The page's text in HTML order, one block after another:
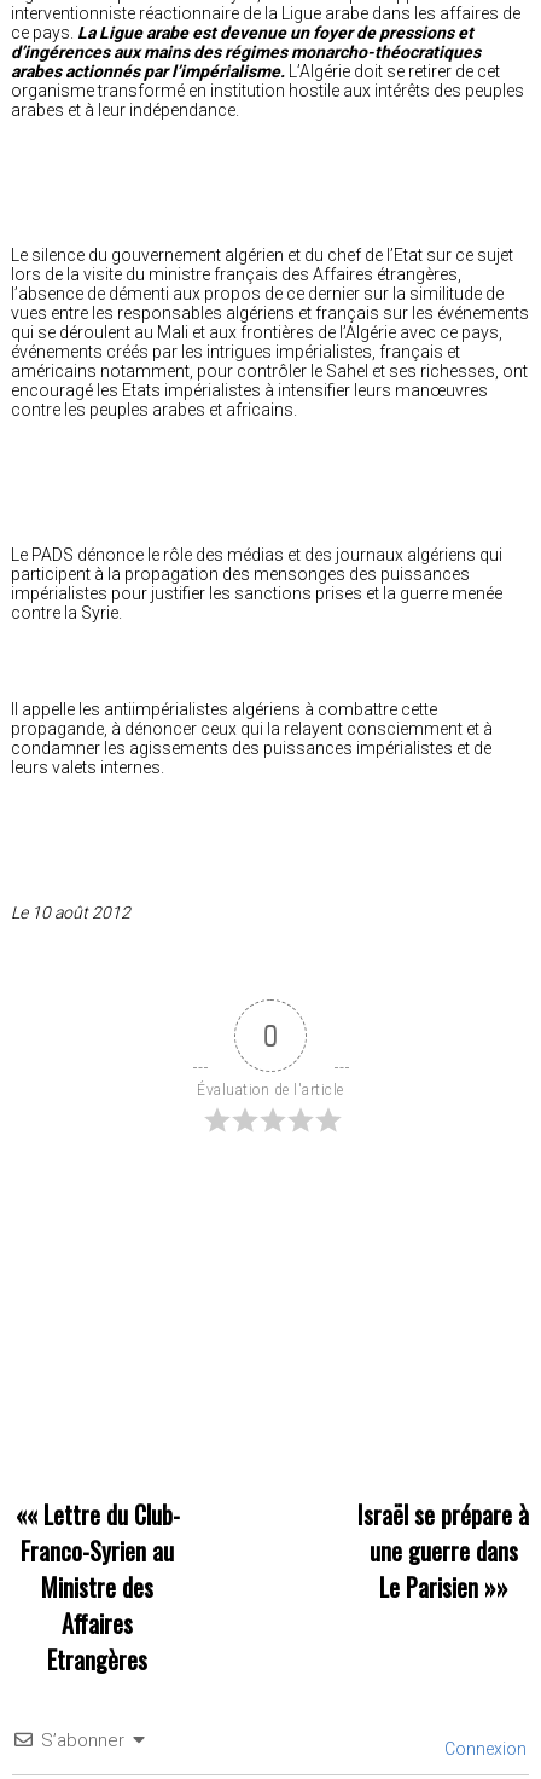
interventionniste réactionnaire de la Ligue arabe dans les affaires de
ce pays. La Ligue arabe est devenue un foyer de pressions et
d’ingérences aux mains des régimes monarcho-théocratiques
arabes actionnés par l’impérialisme. L’Algérie doit se retirer de cet
organisme transformé en institution hostile aux intérêts des peuples
arabes et à leur indépendance.
Le silence du gouvernement algérien et du chef de l’Etat sur ce sujet
lors de la visite du ministre français des Affaires étrangères,
l’absence de démenti aux propos de ce dernier sur la similitude de
vues entre les responsables algériens et français sur les événements
qui se déroulent au Mali et aux frontières de l’Algérie avec ce pays,
événements créés par les intrigues impérialistes, français et
américains notamment, pour contrôler le Sahel et ses richesses, ont
encouragé les Etats impérialistes à intensifier leurs manœuvres
contre les peuples arabes et africains.
Le PADS dénonce le rôle des médias et des journaux algériens qui
participent à la propagation des mensonges des puissances
impérialistes pour justifier les sanctions prises et la guerre menée
contre la Syrie.
Il appelle les antiimpérialistes algériens à combattre cette
propagande, à dénoncer ceux qui la relayent consciemment et à
condamner les agissements des puissances impérialistes et de
leurs valets internes.
Le 10 août 2012
0
Évaluation de l'article
«« Lettre du Club-
Franco-Syrien au
Ministre des
Affaires
Etrangères
Israël se prépare à
une guerre dans
Le Parisien»»
S’abonner Connexion